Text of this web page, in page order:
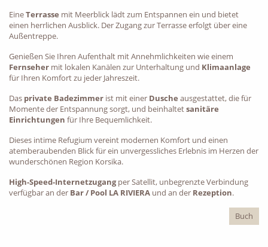
BACK
EineTerrasse mit Meerblick lädt zum Entspannen ein und bietet
einen herrlichen Ausblick. Der Zugang zur Terrasse erfolgt über eine
Außentreppe.
Genießen Sie Ihren Aufenthalt mit Annehmlichkeiten wie einem
Fernseher mit lokalen Kanälen zur Unterhaltung und Klimaanlage
für Ihren Komfort zu jeder Jahreszeit.
Das private Badezimmer ist mit einer Dusche ausgestattet, die für
Momente der Entspannung sorgt, und beinhaltetsanitäre
Einrichtungen für Ihre Bequemlichkeit.
Dieses intime Refugium vereint modernen Komfort und einen
atemberaubenden Blick für ein unvergessliches Erlebnis im Herzen der
wunderschönen Region Korsika.
High-Speed-Internetzugangper Satellit, unbegrenzte Verbindung
verfügbar an der Bar / Pool LA RIVIERA und an der Rezeption.
Buch